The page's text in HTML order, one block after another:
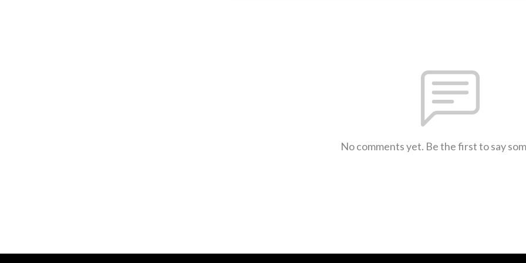
No comments yet. Be the first to say